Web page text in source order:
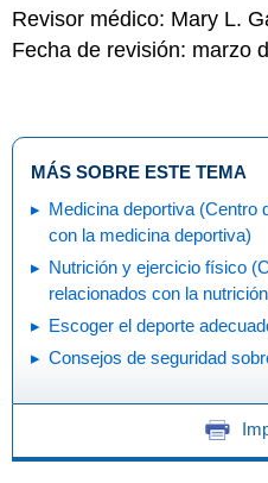
Revisor médico: Mary L.
Fecha de revisión: marzo
MÁS SOBRE ESTE TEMA
Medicina deportiva (Centro
con la medicina deportiva)
Nutrición y ejercicio físico
relacionados con la
Escoger el deporte
Consejos de seguridad